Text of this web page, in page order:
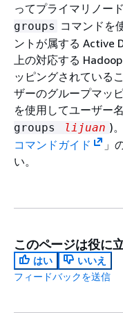
ってプライマリノー
groups コマンドを
ントが属する Active
上の対応する
ッピングされている
ザーのグループマッ
を使用してユーザー
groups
lijuan )
コマンドガイド
」
い。
このページは役に
はい
いいえ
フィードバックを送信